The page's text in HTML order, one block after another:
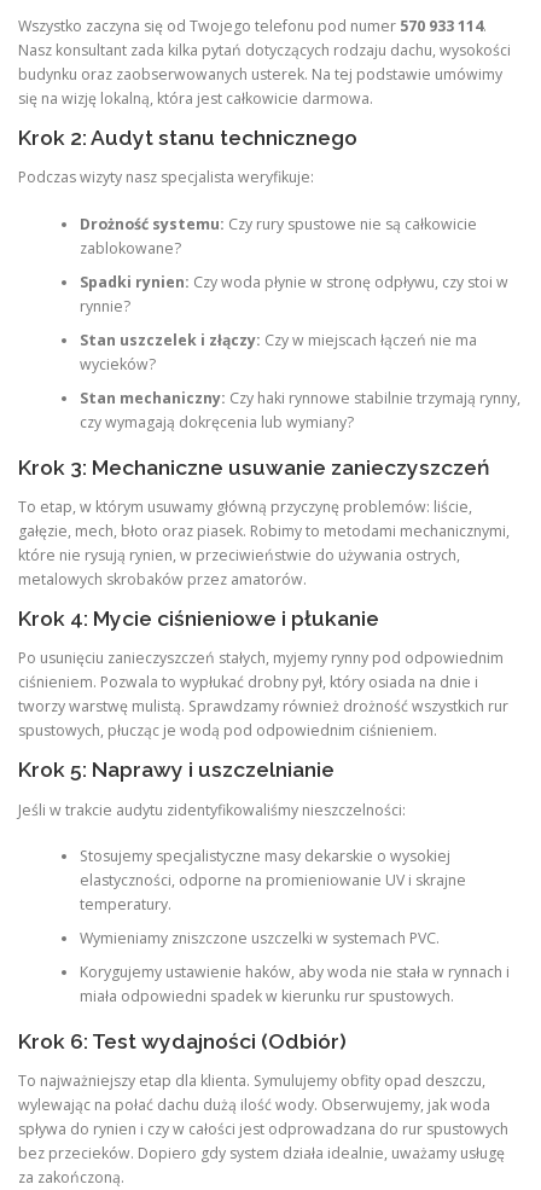
Wszystko zaczyna się od Twojego telefonu pod numer 570 933 114.
Nasz konsultant zada kilka pytań dotyczących rodzaju dachu, wysokości
budynku oraz zaobserwowanych usterek. Na tej podstawie umówimy
się na wizję lokalną, która jest całkowicie darmowa.
Krok 2: Audyt stanu technicznego
Podczas wizyty nasz specjalista weryfikuje:
Drożność systemu: Czy rury spustowe nie są całkowicie
zablokowane?
Spadki rynien: Czy woda płynie w stronę odpływu, czy stoi w
rynnie?
Stan uszczelek i złączy: Czy w miejscach łączeń nie ma
wycieków?
Stan mechaniczny: Czy haki rynnowe stabilnie trzymają rynny,
czy wymagają dokręcenia lub wymiany?
Krok 3: Mechaniczne usuwanie zanieczyszczeń
To etap, w którym usuwamy główną przyczynę problemów: liście,
gałęzie, mech, błoto oraz piasek. Robimy to metodami mechanicznymi,
które nie rysują rynien, w przeciwieństwie do używania ostrych,
metalowych skrobaków przez amatorów.
Krok 4: Mycie ciśnieniowe i płukanie
Po usunięciu zanieczyszczeń stałych, myjemy rynny pod odpowiednim
ciśnieniem. Pozwala to wypłukać drobny pył, który osiada na dnie i
tworzy warstwę mulistą. Sprawdzamy również drożność wszystkich rur
spustowych, płucząc je wodą pod odpowiednim ciśnieniem.
Krok 5: Naprawy i uszczelnianie
Jeśli w trakcie audytu zidentyfikowaliśmy nieszczelności:
Stosujemy specjalistyczne masy dekarskie o wysokiej
elastyczności, odporne na promieniowanie UV i skrajne
temperatury.
Wymieniamy zniszczone uszczelki w systemach PVC.
Korygujemy ustawienie haków, aby woda nie stała w rynnach i
miała odpowiedni spadek w kierunku rur spustowych.
Krok 6: Test wydajności (Odbiór)
To najważniejszy etap dla klienta. Symulujemy obfity opad deszczu,
wylewając na połać dachu dużą ilość wody. Obserwujemy, jak woda
spływa do rynien i czy w całości jest odprowadzana do rur spustowych
bez przecieków. Dopiero gdy system działa idealnie, uważamy usługę
za zakończoną.